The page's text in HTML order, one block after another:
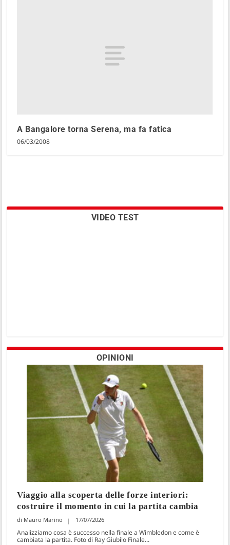
A Bangalore torna Serena, ma fa fatica
06/03/2008
VIDEO TEST
OPINIONI
Viaggio alla scoperta delle forze interiori:
costruire il momento in cui la partita cambia
Mauro Marino 17/07/2026
Analizziamo cosa è successo nella finale a Wimbledon e come è
cambiata la partita. Foto di Ray Giubilo Finale...